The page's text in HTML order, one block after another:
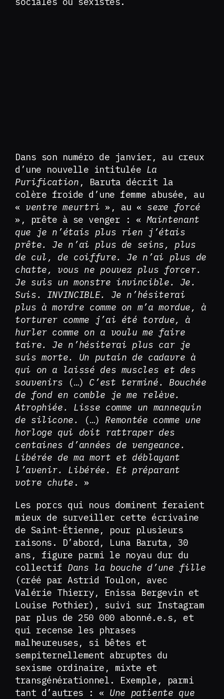
Dans son numéro de janvier, au creux
d’une nouvelle intitulée La
Purification , Baruta décrit la
colère froide d’une femme abusée, au
« ventre meurtri », au « sexe forcé
», prête à se venger : « Maintenant
que je n’étais plus rien j’étais
prête. Je n’ai plus de seins, plus
de cul, de coiffure. Je n’ai plus de
chatte, vous ne pouvez plus forcer.
Je suis un monstre invincible. Je.
Suis. INVINCIBLE. Je n’hésiterai
plus à mordre comme on m’a mordue, à
torturer comme j’ai été tordue, à
hurler comme on a voulu me faire
taire. Je n’hésiterai plus car je
suis morte. Un putain de cadavre à
qui on a laissé des muscles et des
souvenirs (…) C’est terminé. Bouchée
de fond en comble je me relève.
Atrophiée. Lisse comme un mannequin
de silicone.
(…)
Remontée comme une
horloge qui doit rattraper des
centaines d’années de vengeance.
Libérée de ma mort et déblayant
l’avenir. Libérée. Et préparant
votre chute . »
Les porcs qui nous dominent feraient
mieux de surveiller cette écrivaine
de Saint-Étienne, pour plusieurs
raisons. D’abord, Luna Baruta, 30
ans, figure parmi le noyau dur du
collectif Dans la bouche d’une fille
(créé par Astrid Toulon, avec
Valérie Thierry, Enissa Bergevin et
Louise Pothier), suivi sur Instagram
par plus de 250 000 abonné.e.s, et
qui recense les phrases
malheureuses, si bêtes et
sempiternellement abruptes du
sexisme ordinaire, mixte et
transgénérationnel. Exemple, parmi
tant d’autres : « Une patiente que